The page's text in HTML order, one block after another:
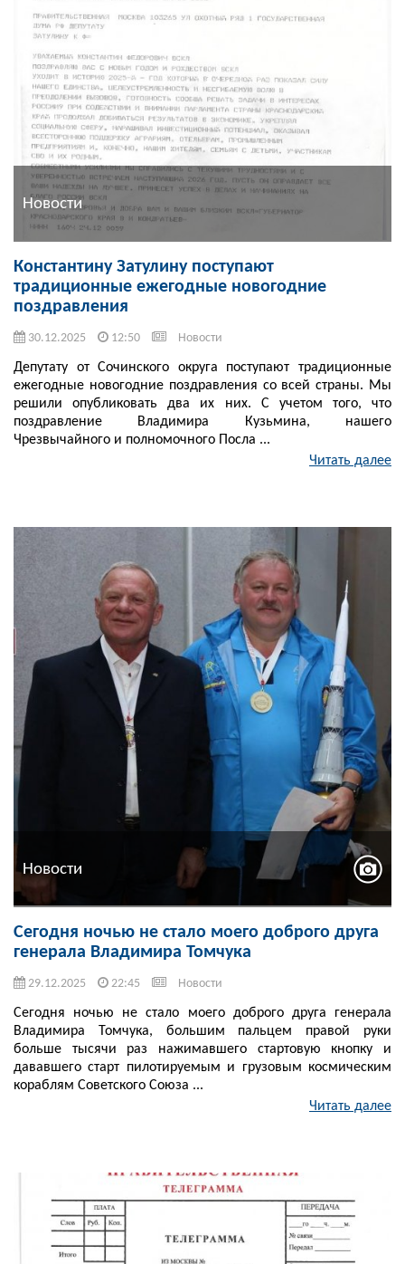
Новости
Константину Затулину поступают
традиционные ежегодные новогодние
поздравления
30.12.2025 12:50 Новости
Депутату от Сочинского округа поступают традиционные
ежегодные новогодние поздравления со всей страны. Мы
решили опубликовать два их них. С учетом того, что
поздравление Владимира Кузьмина, нашего
Чрезвычайного и полномочного Посла ...
Читать далее
Новости
Сегодня ночью не стало моего доброго друга
генерала Владимира Томчука
29.12.2025 22:45 Новости
Сегодня ночью не стало моего доброго друга генерала
Владимира Томчука, большим пальцем правой руки
больше тысячи раз нажимавшего стартовую кнопку и
дававшего старт пилотируемым и грузовым космическим
кораблям Советского Союза ...
Читать далее